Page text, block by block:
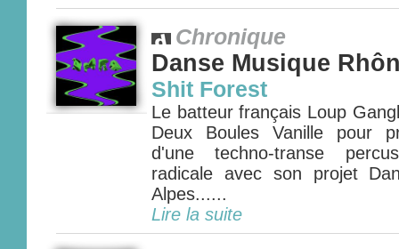
Chronique
Danse Musique
Shit Forest
Le batteur français Loup
Deux Boules Vanille pour
d'une techno-transe
radicale avec son projet
Alpes......
Lire la suite